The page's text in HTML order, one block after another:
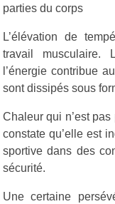
parties du corps
L’élévation de
travail musculaire.
l’énergie contribue
sont dissipés sous
Chaleur qui n’est
constate qu’elle est
sportive dans des
sécurité.
Une certaine